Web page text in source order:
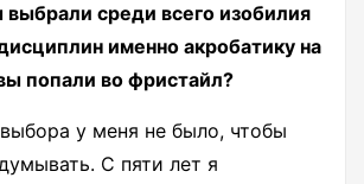
среди всего изобилия
именно акробатику на
попали во фристайл?
у меня не было, чтобы
С пяти лет я